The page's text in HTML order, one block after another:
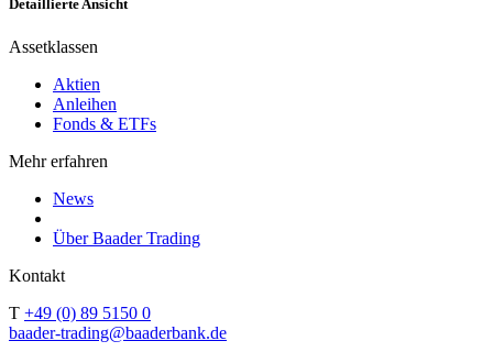
Detaillierte Ansicht
Assetklassen
Aktien
Anleihen
Fonds & ETFs
Mehr erfahren
News
Über Baader Trading
Kontakt
T +49 (0) 89 5150 0
baader-trading@baaderbank.de